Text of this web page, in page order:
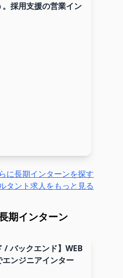
採用支援の営業イン
に長期インターンを探す
タント求人をもっと見る
期インターン
/ バックエンド】WEB
ンジニアインター